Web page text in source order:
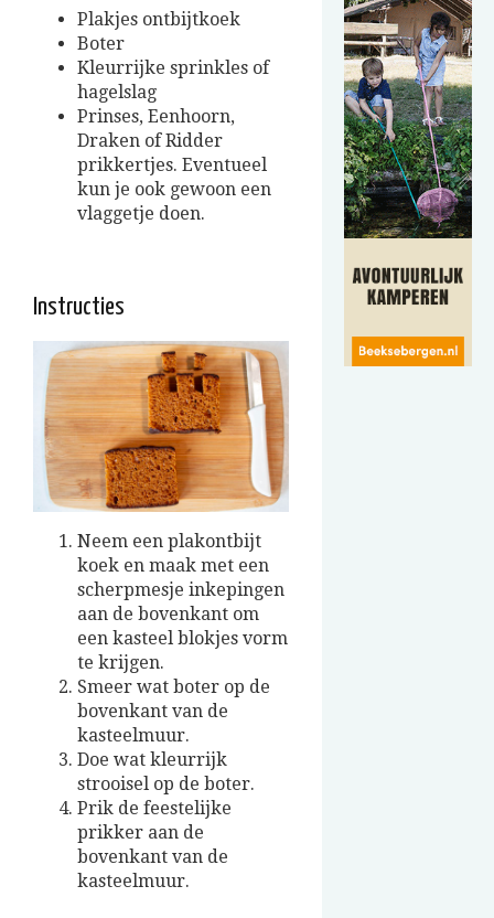
Plakjes ontbijtkoek
Boter
Kleurrijke sprinkles of
hagelslag
Prinses, Eenhoorn,
Draken of Ridder
prikkertjes. Eventueel
kun je ook gewoon een
vlaggetje doen.
Instructies
Neem een plakontbijt
koek en maak met een
scherpmesje inkepingen
aan de bovenkant om
een kasteel blokjes vorm
te krijgen.
Smeer wat boter op de
bovenkant van de
kasteelmuur.
Doe wat kleurrijk
strooisel op de boter.
Prik de feestelijke
prikker aan de
bovenkant van de
kasteelmuur.